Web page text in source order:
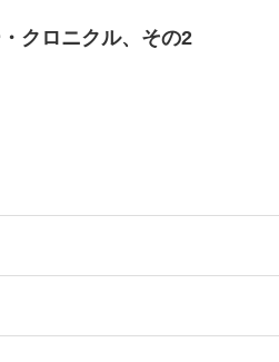
クロニクル、その2